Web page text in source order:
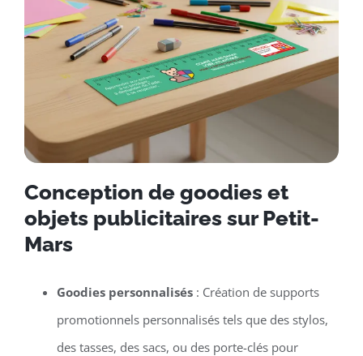
Conception de goodies et
objets publicitaires sur Petit-
Mars
Goodies personnalisés: Création de supports
promotionnels personnalisés tels que des stylos,
des tasses, des sacs, ou des porte-clés pour